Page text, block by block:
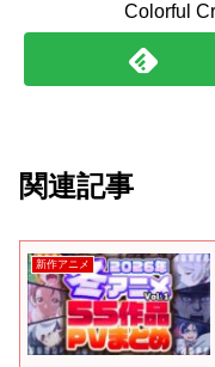
Colorful
関連記事
新作アニメ